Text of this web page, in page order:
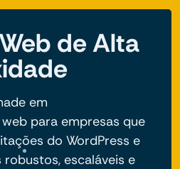
de Alta
em
para empresas que
do WordPress e
escaláveis e